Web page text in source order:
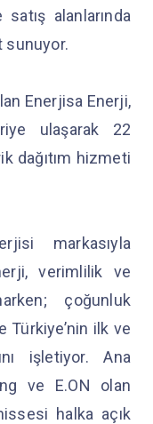
alanlarında
sunuyor.
Enerjisa Enerji,
ulaşarak 22
dağıtım hizmeti
markasıyla
verimlilik ve
çoğunluk
Türkiye’nin ilk ve
işletiyor. Ana
ve E.ON olan
halka açık